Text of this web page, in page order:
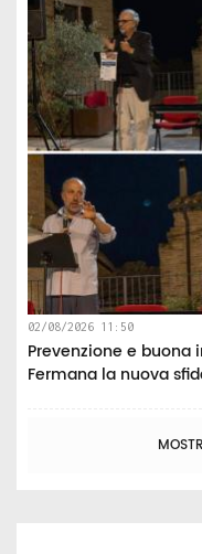
02/08/2026 11:50
Prevenzione e buona
Fermana la nuova